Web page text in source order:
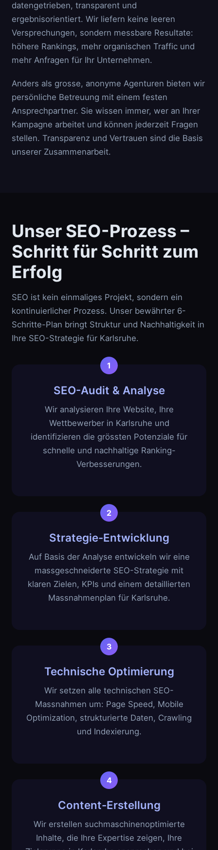
datengetrieben, transparent und
ergebnisorientiert. Wir liefern keine leeren
Versprechungen, sondern messbare Resultate:
höhere Rankings, mehr organischen Traffic und
mehr Anfragen für Ihr Unternehmen.
Anders als grosse, anonyme Agenturen bieten wir
persönliche Betreuung mit einem festen
Ansprechpartner. Sie wissen immer, wer an Ihrer
Kampagne arbeitet und können jederzeit Fragen
stellen. Transparenz und Vertrauen sind die Basis
unserer Zusammenarbeit.
Unser SEO-Prozess –
Schritt für Schritt zum
Erfolg
SEO ist kein einmaliges Projekt, sondern ein
kontinuierlicher Prozess. Unser bewährter 6-
Schritte-Plan bringt Struktur und Nachhaltigkeit in
Ihre SEO-Strategie für Karlsruhe.
SEO-Audit & Analyse
Wir analysieren Ihre Website, Ihre
Wettbewerber in Karlsruhe und
identifizieren die grössten Potenziale für
schnelle und nachhaltige Ranking-
Verbesserungen.
Strategie-Entwicklung
Auf Basis der Analyse entwickeln wir eine
massgeschneiderte SEO-Strategie mit
klaren Zielen, KPIs und einem detaillierten
Massnahmenplan für Karlsruhe.
Technische Optimierung
Wir setzen alle technischen SEO-
Massnahmen um: Page Speed, Mobile
Optimization, strukturierte Daten, Crawling
und Indexierung.
Content-Erstellung
Wir erstellen suchmaschinenoptimierte
Inhalte, die Ihre Expertise zeigen, Ihre